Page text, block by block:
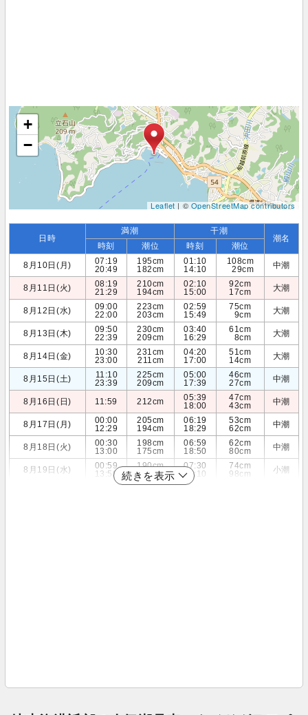
+
−
Leaflet| ©OpenStreetMap contributors
日時
満潮 干潮
潮名
時刻 潮位 時刻
潮位
8月10日(月)
07:19
20:49
195cm
182cm
01:10
14:10
108cm
29cm
中潮
8月11日(火)
08:19
21:29
210cm
194cm
02:10
15:00
92cm
17cm
大潮
8月12日(水)
09:00
22:00
223cm
203cm
02:59
15:49
75cm
9cm
大潮
8月13日(木)
09:50
22:39
230cm
209cm
03:40
16:29
61cm
8cm
大潮
8月14日(金)
10:30
23:00
231cm
211cm
04:20
17:00
51cm
14cm
大潮
8月15日(土)
11:10
23:39
225cm
209cm
05:00
17:39
46cm
27cm
中潮
8月16日(日) 11:59 212cm
05:39
18:00
47cm
43cm
中潮
8月17日(月)
00:00
12:29
205cm
194cm
06:19
18:29
53cm
62cm
中潮
8月18日(火)
00:30
13:00
198cm
175cm
06:59
18:50
62cm
80cm
中潮
8月19日(水)
00:59
13:59
190cm
154cm
07:30
19:10
74cm
98cm
小潮
続きを表示